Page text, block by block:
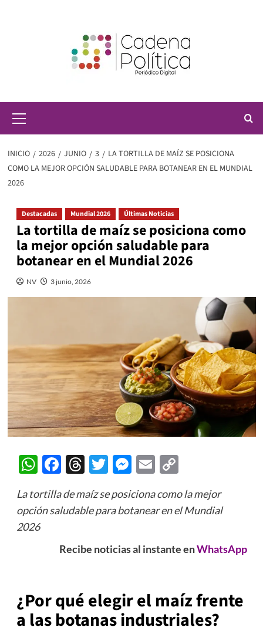
principal
INICIO 2026 JUNIO 3
LA TORTILLA DE MAÍZ SE POSICIONA
COMO LA MEJOR OPCIÓN SALUDABLE PARA BOTANEAR EN EL MUNDIAL
2026
Destacadas Mundial 2026 Últimas Noticias
La tortilla de maíz se posiciona como
la mejor opción saludable para
botanear en el Mundial 2026
NV 3 junio, 2026
WhatsApp
Facebook
Threads
Twitter
Messenger
EmailCopy
La tortilla de maíz se posiciona como la mejor
opción saludable para botanear en el Mundial
2026
Recibe noticias al instante enWhatsApp
¿Por qué elegir el maíz frente
a las botanas industriales?